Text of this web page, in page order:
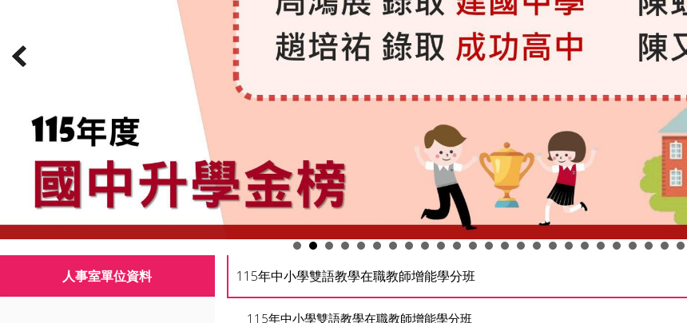
人事室單位資料 115年中小學雙語教學在職教師增能學分班
115年中小學雙語教學在職教師增能學分班